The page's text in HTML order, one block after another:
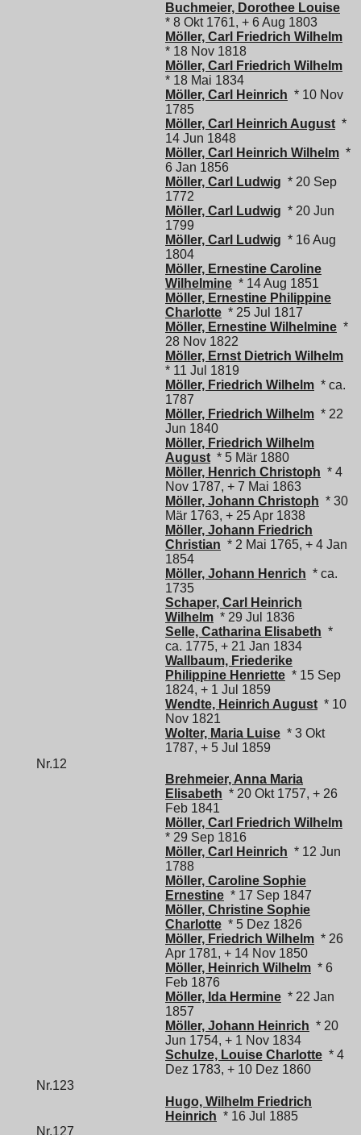
Buchmeier, Dorothee Louise
* 8 Okt 1761, + 6 Aug 1803
Möller, Carl Friedrich Wilhelm
* 18 Nov 1818
Möller, Carl Friedrich Wilhelm
* 18 Mai 1834
Möller, Carl Heinrich * 10 Nov
1785
Möller, Carl Heinrich August *
14 Jun 1848
Möller, Carl Heinrich Wilhelm *
6 Jan 1856
Möller, Carl Ludwig * 20 Sep
1772
Möller, Carl Ludwig * 20 Jun
1799
Möller, Carl Ludwig * 16 Aug
1804
Möller, Ernestine Caroline
Wilhelmine * 14 Aug 1851
Möller, Ernestine Philippine
Charlotte * 25 Jul 1817
Möller, Ernestine Wilhelmine *
28 Nov 1822
Möller, Ernst Dietrich Wilhelm
* 11 Jul 1819
Möller, Friedrich Wilhelm * ca.
1787
Möller, Friedrich Wilhelm * 22
Jun 1840
Möller, Friedrich Wilhelm
August * 5 Mär 1880
Möller, Henrich Christoph * 4
Nov 1787, + 7 Mai 1863
Möller, Johann Christoph * 30
Mär 1763, + 25 Apr 1838
Möller, Johann Friedrich
Christian * 2 Mai 1765, + 4 Jan
1854
Möller, Johann Henrich * ca.
1735
Schaper, Carl Heinrich
Wilhelm * 29 Jul 1836
Selle, Catharina Elisabeth *
ca. 1775, + 21 Jan 1834
Wallbaum, Friederike
Philippine Henriette * 15 Sep
1824, + 1 Jul 1859
Wendte, Heinrich August * 10
Nov 1821
Wolter, Maria Luise * 3 Okt
1787, + 5 Jul 1859
Nr.12
Brehmeier, Anna Maria
Elisabeth * 20 Okt 1757, + 26
Feb 1841
Möller, Carl Friedrich Wilhelm
* 29 Sep 1816
Möller, Carl Heinrich * 12 Jun
1788
Möller, Caroline Sophie
Ernestine * 17 Sep 1847
Möller, Christine Sophie
Charlotte * 5 Dez 1826
Möller, Friedrich Wilhelm * 26
Apr 1781, + 14 Nov 1850
Möller, Heinrich Wilhelm * 6
Feb 1876
Möller, Ida Hermine * 22 Jan
1857
Möller, Johann Heinrich * 20
Jun 1754, + 1 Nov 1834
Schulze, Louise Charlotte * 4
Dez 1783, + 10 Dez 1860
Nr.123
Hugo, Wilhelm Friedrich
Heinrich * 16 Jul 1885
Nr.127